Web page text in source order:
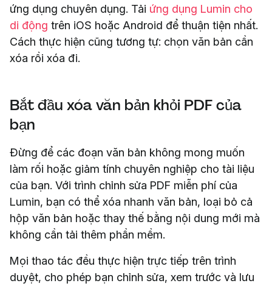
ứng dụng chuyên dụng. Tải ứng dụng Lumin cho
di động trên iOS hoặc Android để thuận tiện nhất.
Cách thực hiện cũng tương tự: chọn văn bản cần
xóa rồi xóa đi.
Bắt đầu xóa văn bản khỏi PDF của
bạn
Đừng để các đoạn văn bản không mong muốn
làm rối hoặc giảm tính chuyên nghiệp cho tài liệu
của bạn. Với trình chỉnh sửa PDF miễn phí của
Lumin, bạn có thể xóa nhanh văn bản, loại bỏ cả
hộp văn bản hoặc thay thế bằng nội dung mới mà
không cần tải thêm phần mềm.
Mọi thao tác đều thực hiện trực tiếp trên trình
duyệt, cho phép bạn chỉnh sửa, xem trước và lưu